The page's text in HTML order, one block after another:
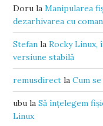
Doru laManipularea
dezarhivarea cu
Stefan laRocky Linux,
versiune stabilă
remusdirect laCum
ubu laSă înțelegem
Linux